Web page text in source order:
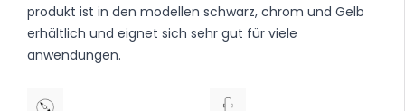
produkt ist in den modellen schwarz, chrom und Gelb
erhältlich und eignet sich sehr gut für viele
anwendungen.